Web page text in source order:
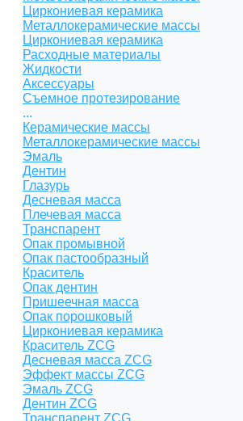
Циркониевая керамика
Металлокерамические массы
Циркониевая керамика
Расходные материалы
Жидкости
Аксессуары
Съемное протезирование
...
Керамические массы
Металлокерамические массы
Эмаль
Дентин
Глазурь
Десневая масса
Плечевая масса
Транспарент
Опак промывной
Опак пастообразный
Краситель
Опак дентин
Пришеечная масса
Опак порошковый
Циркониевая керамика
Краситель ZCG
Десневая масса ZCG
Эффект массы ZCG
Эмаль ZCG
Дентин ZCG
Транспарент ZCG